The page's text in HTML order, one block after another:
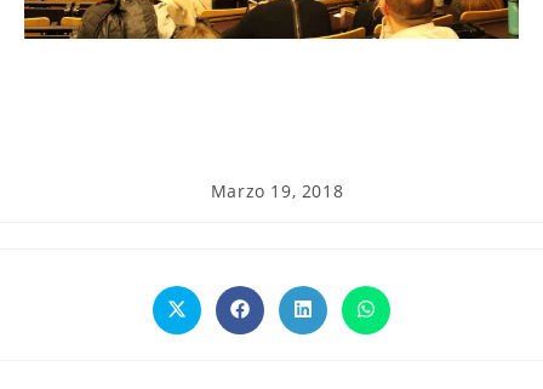
Articolo
Marzo 19, 2018
Opens
in
Opens
in
Opens
in
Opens
in